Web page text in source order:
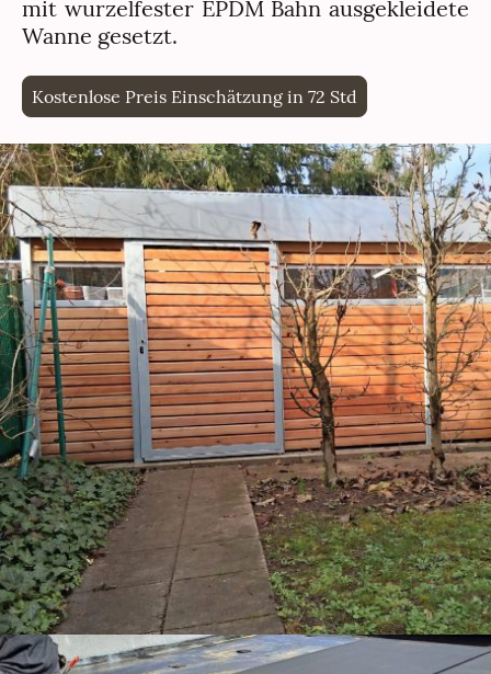
mit wurzelfester EPDM Bahn ausgekleidete
Wanne gesetzt.
Kostenlose Preis Einschätzung in 72 Std